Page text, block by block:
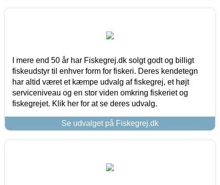
I mere end 50 år har Fiskegrej.dk solgt godt og billigt
fiskeudstyr til enhver form for fiskeri. Deres kendetegn
har altid været et kæmpe udvalg af fiskegrej, et højt
serviceniveau og en stor viden omkring fiskeriet og
fiskegrejet. Klik her for at se deres udvalg.
Se udvalget på Fiskegrej.dk